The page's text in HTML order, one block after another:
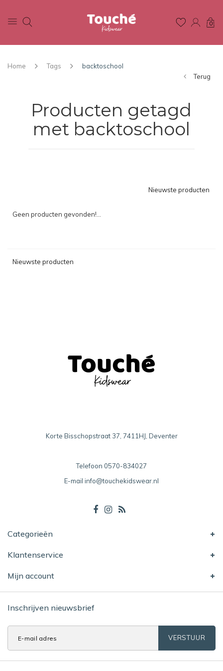
0
Home Tags
backtoschool
Terug
Producten getagd
met backtoschool
Nieuwste producten
Geen producten gevonden!...
Nieuwste producten
Korte Bisschopstraat 37, 7411HJ, Deventer
Telefoon 0570-834027
E-mail info@touchekidswear.nl
Categorieën
Klantenservice
Mijn account
Inschrijven nieuwsbrief
VERSTUUR